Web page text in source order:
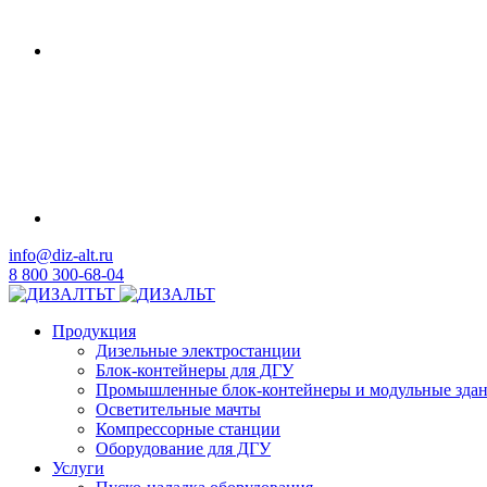
info@diz-alt.ru
8 800 300-68-04
Продукция
Дизельные электростанции
Блок-контейнеры для ДГУ
Промышленные блок-контейнеры и модульные
Осветительные мачты
Компрессорные станции
Оборудование для ДГУ
Услуги